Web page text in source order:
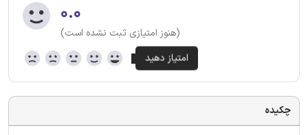
۰.۰
(هنوز امتیازی ثبت نشده است)
چکیده